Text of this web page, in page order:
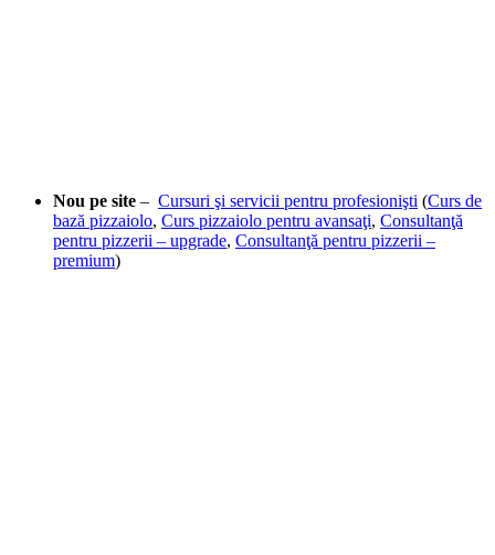
Nou pe site – Cursuri şi servicii pentru profesionişti (Curs de
bază pizzaiolo, Curs pizzaiolo pentru avansaţi, Consultanţă
pentru pizzerii – upgrade, Consultanţă pentru pizzerii –
premium)